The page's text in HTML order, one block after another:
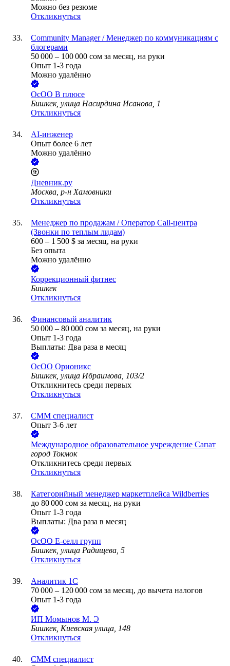
Можно без резюме
Откликнуться
Community Manager / Менеджер по коммуникациям с
блогерами
50 000 – 100 000 сом за месяц, на руки
Опыт 1-3 года
Можно удалённо
ОсОО В плюсе
Бишкек, улица Насирдина Исанова, 1
Откликнуться
AI-инженер
Опыт более 6 лет
Можно удалённо
Дневник.ру
Москва, р-н Хамовники
Откликнуться
Менеджер по продажам / Оператор Call-центра
(Звонки по теплым лидам)
600 – 1 500 $ за месяц, на руки
Без опыта
Можно удалённо
Коррекционный фитнес
Бишкек
Откликнуться
Финансовый аналитик
50 000 – 80 000 сом за месяц, на руки
Опыт 1-3 года
Выплаты: Два раза в месяц
ОсОО Орионикс
Бишкек, улица Ибраимова, 103/2
Откликнитесь среди первых
Откликнуться
СММ специалист
Опыт 3-6 лет
Международное образовательное учреждение Сапат
город Токмок
Откликнитесь среди первых
Откликнуться
Категорийный менеджер маркетплейса Wildberries
до 80 000 сом за месяц, на руки
Опыт 1-3 года
Выплаты: Два раза в месяц
ОсОО Е-селл групп
Бишкек, улица Радищева, 5
Откликнуться
Аналитик 1С
70 000 – 120 000 сом за месяц, до вычета налогов
Опыт 1-3 года
ИП Момынов М. Э
Бишкек, Киевская улица, 148
Откликнуться
СММ специалист